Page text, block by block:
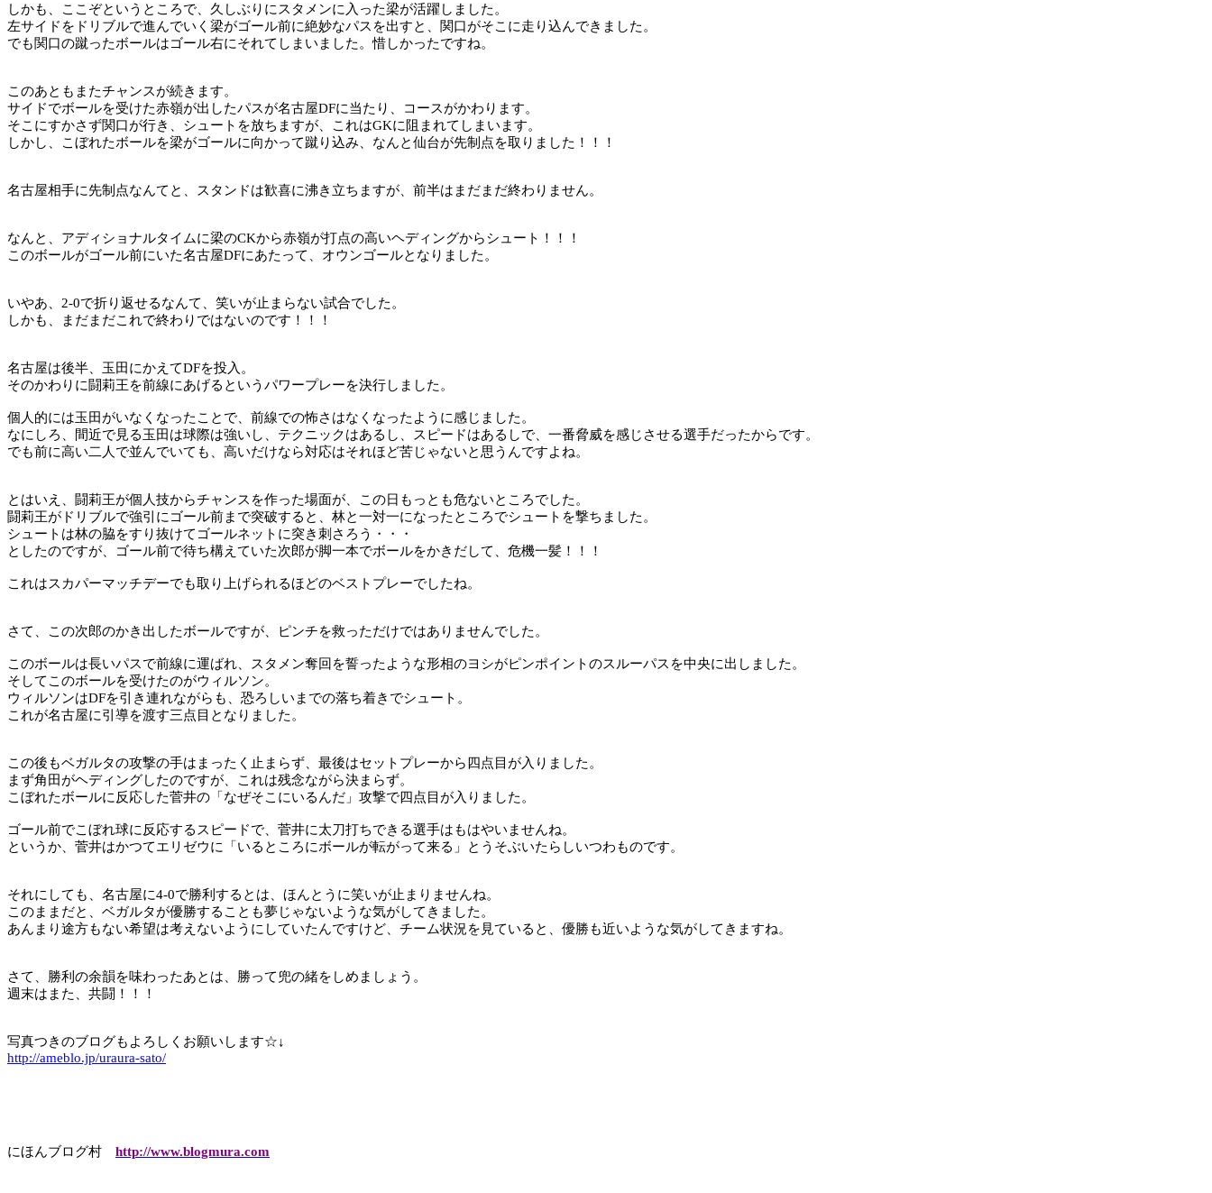
しかも、ここぞというところで、久しぶりにスタメンに入った梁が活躍しました。
左サイドをドリブルで進んでいく梁がゴール前に絶妙なパスを出すと、関口がそこに走り込んできました。
でも関口の蹴ったボールはゴール右にそれてしまいました。惜しかったですね。
このあともまたチャンスが続きます。
サイドでボールを受けた赤嶺が出したパスが名古屋DFに当たり、コースがかわります。
そこにすかさず関口が行き、シュートを放ちますが、これはGKに阻まれてしまいます。
しかし、こぼれたボールを梁がゴールに向かって蹴り込み、なんと仙台が先制点を取りました！！！
名古屋相手に先制点なんてと、スタンドは歓喜に沸き立ちますが、前半はまだまだ終わりません。
なんと、アディショナルタイムに梁のCKから赤嶺が打点の高いヘディングからシュート！！！
このボールがゴール前にいた名古屋DFにあたって、オウンゴールとなりました。
いやあ、 2-0で折り返せるなんて、笑いが止まらない試合でした。
しかも、まだまだこれで終わりではないのです！！！
名古屋は後半、玉田にかえてDFを投入。
そのかわりに闘莉王を前線にあげるというパワープレーを決行しました。
個人的には玉田がいなくなったことで、前線での怖さはなくなったように感じました。
なにしろ、間近で見る玉田は球際は強いし、テクニックはあるし、スピードはあるしで、一番脅威を感じさせる選手だったからです。
でも前に高い二人で並んでいても、高いだけなら対応はそれほど苦じゃないと思うんですよね。
とはいえ、闘莉王が個人技からチャンスを作った場面が、この日もっとも危ないところでした。
闘莉王がドリブルで強引にゴール前まで突破すると、林と一対一になったところでシュートを撃ちました。
シュートは林の脇をすり抜けてゴールネットに突き刺さろう・・・
としたのですが、ゴール前で待ち構えていた次郎が脚一本でボールをかきだして、危機一髪！！！
これはスカパーマッチデーでも取り上げられるほどのベストプレーでしたね。
さて、この次郎のかき出したボールですが、ピンチを救っただけではありませんでした。
このボールは長いパスで前線に運ばれ、スタメン奪回を誓ったような形相のヨシがピンポイントのスルーパスを中央に出しました。
そしてこのボールを受けたのがウィルソン。
ウィルソンはDFを引き連れながらも、恐ろしいまでの落ち着きでシュート。
これが名古屋に引導を渡す三点目となりました。
この後もベガルタの攻撃の手はまったく止まらず、最後はセットプレーから四点目が入りました。
まず角田がヘディングしたのですが、これは残念ながら決まらず。
こぼれたボールに反応した菅井の「なぜそこにいるんだ」攻撃で四点目が入りました。
ゴール前でこぼれ球に反応するスピードで、菅井に太刀打ちできる選手はもはやいませんね。
というか、菅井はかつてエリゼウに「いるところにボールが転がって来る」とうそぶいたらしいつわものです。
それにしても、名古屋に4-0で勝利するとは、ほんとうに笑いが止まりませんね。
このままだと、ベガルタが優勝することも夢じゃないような気がしてきました。
あんまり途方もない希望は考えないようにしていたんですけど、チーム状況を見ていると、優勝も近いような気がしてきますね。
さて、勝利の余韻を味わったあとは、勝って兜の緒をしめましょう。
週末はまた、共闘！！！
写真つきのブログもよろしくお願いします☆↓
http://ameblo.jp/uraura-sato/
にほんブログ村 http://www.blogmura.com